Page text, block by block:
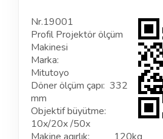
Nr.19001
Profil Projektör ölçüm
Makinesi
Marka:
Mitutoyo
Döner ölçüm çapı: 332
mm
Objektif büyütme:
10x/20x /50x